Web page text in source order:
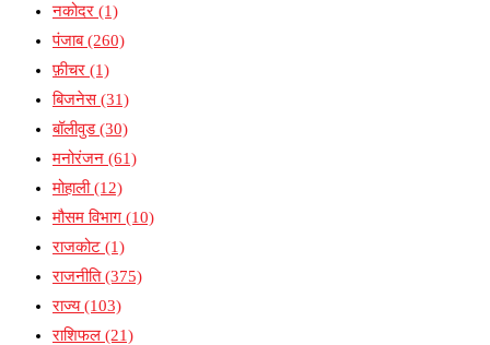
नकोदर (1)
पंजाब(260)
फ़ीचर (1)
बिजनेस(31)
बॉलीवुड(30)
मनोरंजन (61)
मोहाली(12)
मौसम विभाग (10)
राजकोट (1)
राजनीति(375)
राज्य(103)
राशिफल (21)